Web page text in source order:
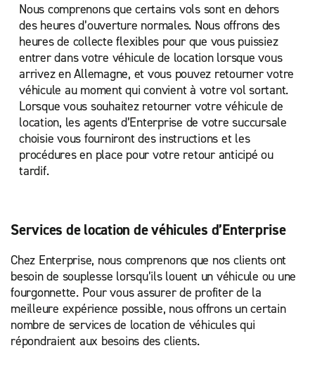
Nous comprenons que certains vols sont en dehors
des heures d’ouverture normales. Nous offrons des
heures de collecte flexibles pour que vous puissiez
entrer dans votre véhicule de location lorsque vous
arrivez en Allemagne, et vous pouvez retourner votre
véhicule au moment qui convient à votre vol sortant.
Lorsque vous souhaitez retourner votre véhicule de
location, les agents d’Enterprise de votre succursale
choisie vous fourniront des instructions et les
procédures en place pour votre retour anticipé ou
tardif.
Services de location de véhicules d’Enterprise
Chez Enterprise, nous comprenons que nos clients ont
besoin de souplesse lorsqu’ils louent un véhicule ou une
fourgonnette. Pour vous assurer de profiter de la
meilleure expérience possible, nous offrons un certain
nombre de services de location de véhicules qui
répondraient aux besoins des clients.